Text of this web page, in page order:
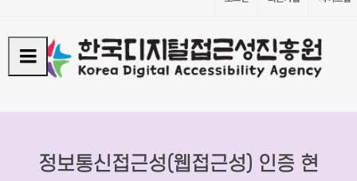
정보통신접근성(웹접근성) 인증 현